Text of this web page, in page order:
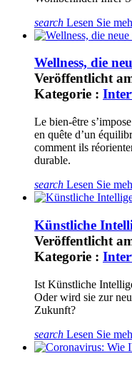
search Lesen Sie
Wellness, die
Veröffentlicht
Kategorie :
Le bien-être
en quête d’un
comment ils
durable.
search Lesen Sie
Künstliche
Veröffentlicht
Kategorie :
Ist Künstliche
Oder wird sie zur
Zukunft?
search Lesen Sie